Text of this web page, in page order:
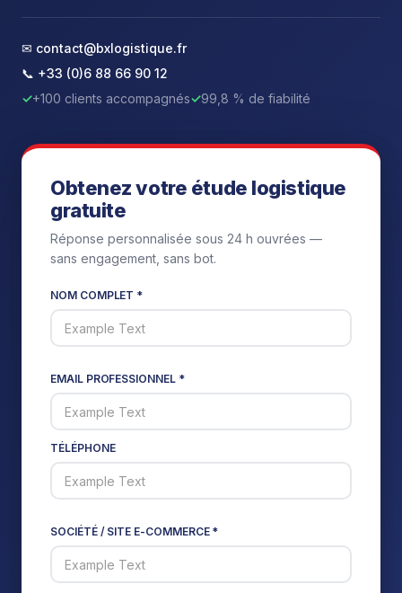
✉ contact@bxlogistique.fr
📞 +33 (0)6 88 66 90 12
✓+100 clients accompagnés✓99,8 % de fiabilité
Obtenez votre étude logistique
gratuite
Réponse personnalisée sous 24 h ouvrées —
sans engagement, sans bot.
NOM COMPLET *
EMAIL PROFESSIONNEL *
TÉLÉPHONE
SOCIÉTÉ / SITE E-COMMERCE *